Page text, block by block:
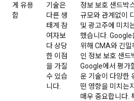
게 유용
함
기술은
다른 생
태계 참
여자보
다 상당
한 이점
을 가질
수 있습
니다.
정보 보호 샌드박
규모와 관계없이
및 광고주에 미치
했습니다. Google
위해 CMA와 긴밀
인 정보 보호 샌드
Google에서 평가
운 기술이 다양한
떤 영향을 미치는
매우 중요합니다.